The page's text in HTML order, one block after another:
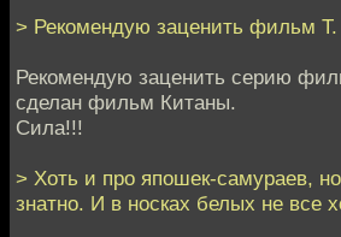
> Рекомендую заценить фильм
Рекомендую заценить серию
сделан фильм Китаны.
Сила!!!
> Хоть и про япошек-самураев,
знатно. И в носках белых не все